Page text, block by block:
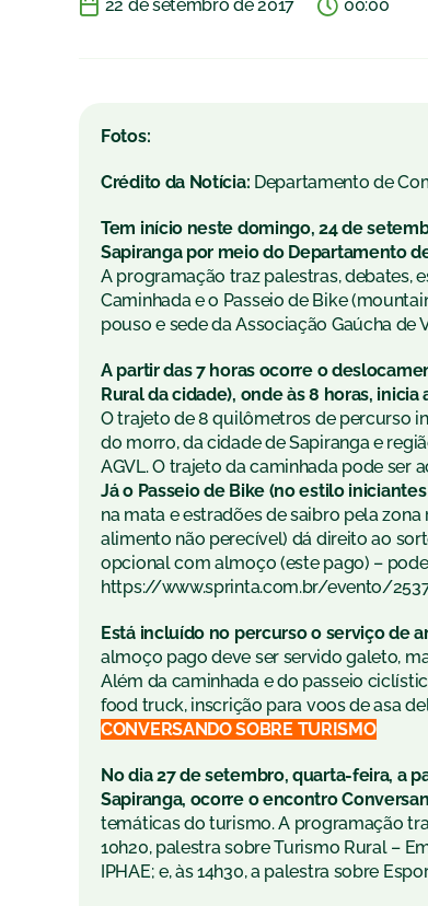
22 de setembro de 2017
00:00
Fotos:
Crédito da Notícia: Departamento de
Tem início neste domingo, 24 de
Sapiranga por meio do Departamento
A programação traz palestras, debates,
Caminhada e o Passeio de Bike
pouso e sede da Associação Gaúcha de
A partir das 7 horas ocorre o
Rural da cidade), onde às 8 horas,
O trajeto de 8 quilômetros de percurso
do morro, da cidade de Sapiranga e
AGVL. O trajeto da caminhada pode
Já o Passeio de Bike (no estilo
na mata e estradões de saibro pela
alimento não perecível) dá direito ao
opcional com almoço (este pago) –
https://www.sprinta.com.br/evento/
Está incluído no percurso o serviço de
almoço pago deve ser servido galeto,
Além da caminhada e do passeio
food truck, inscrição para voos de asa
CONVERSANDO SOBRE TURISMO
No dia 27 de setembro, quarta-feira, a
Sapiranga, ocorre o encontro
temáticas do turismo. A programação
10h20, palestra sobre Turismo Rural –
IPHAE; e, às 14h30, a palestra sobre